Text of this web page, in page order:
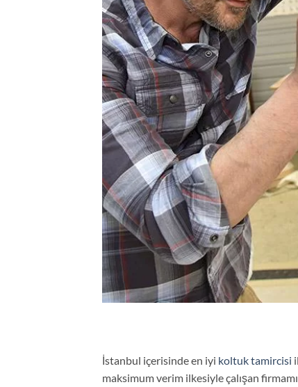
İstanbul içerisinde en iyi koltuk tamircisi
maksimum verim ilkesiyle çalışan